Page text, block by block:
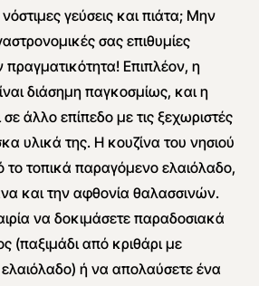
γεύσεις και πιάτα; Μην
σας επιθυμίες
πραγματικότητα! Επιπλέον, η
διάσημη παγκοσμίως, και η
άλλο επίπεδο με τις ξεχωριστές
υλικά της. Η κουζίνα του νησιού
το τοπικά παραγόμενο ελαιόλαδο,
και την αφθονία θαλασσινών.
να δοκιμάσετε παραδοσιακά
(παξιμάδι από κριθάρι με
ή να απολαύσετε ένα